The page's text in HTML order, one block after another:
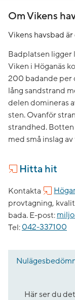
Om Vikens
Vikens havsbad
Badplatsen ligger
Viken i Höganäs
200 badande per
lång sandstrand
delen domineras
sten. Ovanför
strandhed. Botten
med små inslag
Hitta hit
Kontakta
provtagning,
bada. E-post:
Tel: 042-337100
Här ser du